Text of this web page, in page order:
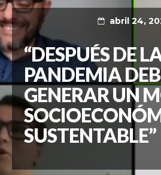
abril 24,
“DESPUÉS DE
PANDEMIA
GENERAR UN
SUSTENTABLE”